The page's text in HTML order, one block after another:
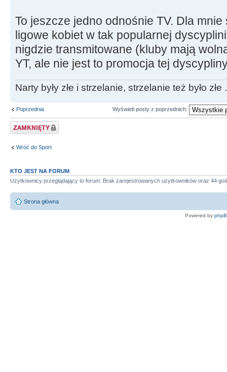
To jeszcze jedno odnośnie TV. Dla
ligowe kobiet w tak popularnej
nigdzie transmitowane (kluby mają
YT, ale nie jest to promocja tej
Narty były złe i strzelanie, strzelanie też było złe
Poprzednia Wyświetl posty z poprzednich:
Zablokowany temat
Wróć do Sport
KTO JEST NA FORUM
Użytkownicy przeglądający to forum: Brak zarejestrowanych użytkowników oraz 44
Strona główna
Powered by